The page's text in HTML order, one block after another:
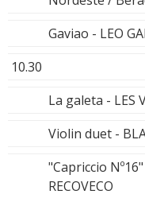
Gaviao - LEO
10.30
La galeta - LES
Violin duet -
"Capriccio
RECOVECO